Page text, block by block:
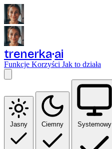
trenerka ai
Funkcje Korzyści Jak to działa
Jasny Ciemny Systemowy